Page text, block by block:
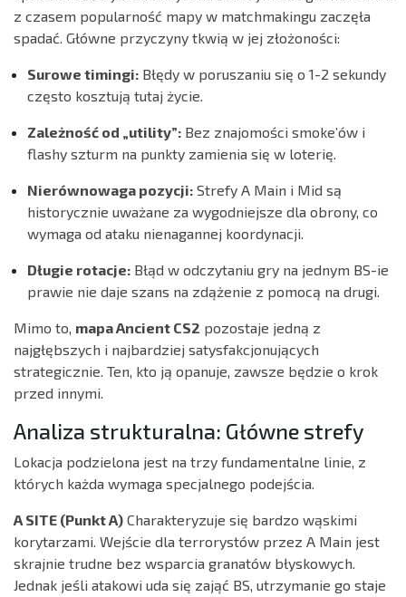
z czasem popularność mapy w matchmakingu zaczęła
spadać. Główne przyczyny tkwią w jej złożoności:
Surowe timingi: Błędy w poruszaniu się o 1-2 sekundy
często kosztują tutaj życie.
Zależność od „utility”: Bez znajomości smoke’ów i
flashy szturm na punkty zamienia się w loterię.
Nierównowaga pozycji: Strefy A Main i Mid są
historycznie uważane za wygodniejsze dla obrony, co
wymaga od ataku nienagannej koordynacji.
Długie rotacje: Błąd w odczytaniu gry na jednym BS-ie
prawie nie daje szans na zdążenie z pomocą na drugi.
Mimo to, mapa Ancient CS2 pozostaje jedną z
najgłębszych i najbardziej satysfakcjonujących
strategicznie. Ten, kto ją opanuje, zawsze będzie o krok
przed innymi.
Analiza strukturalna: Główne strefy
Lokacja podzielona jest na trzy fundamentalne linie, z
których każda wymaga specjalnego podejścia.
A SITE (Punkt A) Charakteryzuje się bardzo wąskimi
korytarzami. Wejście dla terrorystów przez A Main jest
skrajnie trudne bez wsparcia granatów błyskowych.
Jednak jeśli atakowi uda się zająć BS, utrzymanie go staje